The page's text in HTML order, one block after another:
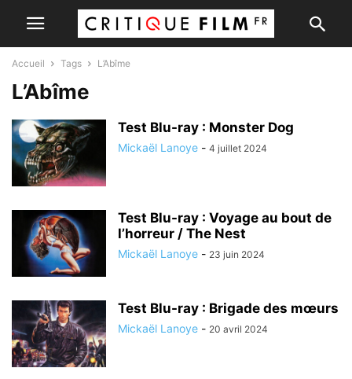
Accueil Tags L’Abîme
L’Abîme
Test Blu-ray : Monster Dog
Mickaël Lanoye - 4 juillet 2024
Test Blu-ray : Voyage au bout de
l’horreur / The Nest
Mickaël Lanoye - 23 juin 2024
Test Blu-ray : Brigade des mœurs
Mickaël Lanoye - 20 avril 2024